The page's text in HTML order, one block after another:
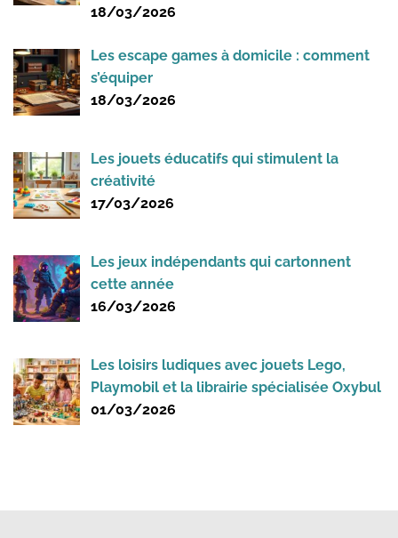
18/03/2026
Les escape games à domicile : comment
s’équiper
18/03/2026
Les jouets éducatifs qui stimulent la
créativité
17/03/2026
Les jeux indépendants qui cartonnent
cette année
16/03/2026
Les loisirs ludiques avec jouets Lego,
Playmobil et la librairie spécialisée Oxybul
01/03/2026